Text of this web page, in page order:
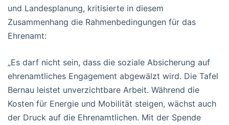
und Landesplanung, kritisierte in diesem
Zusammenhang die Rahmenbedingungen für das
Ehrenamt:
„Es darf nicht sein, dass die soziale Absicherung auf
ehrenamtliches Engagement abgewälzt wird. Die Tafel
Bernau leistet unverzichtbare Arbeit. Während die
Kosten für Energie und Mobilität steigen, wächst auch
der Druck auf die Ehrenamtlichen. Mit der Spende